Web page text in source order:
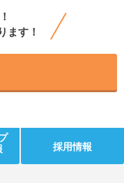
ます！
採用情報